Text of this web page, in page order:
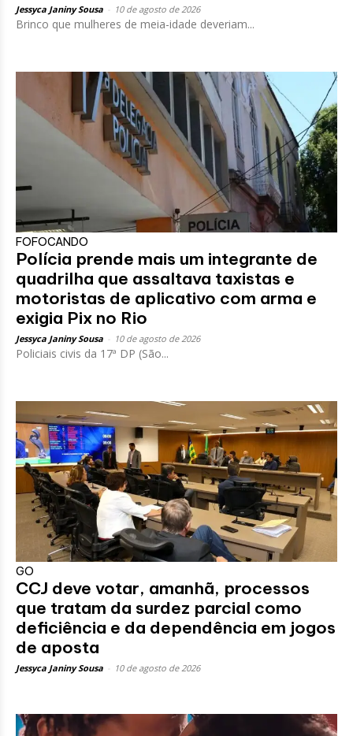
Jessyca Janiny Sousa 10 de agosto de 2026
Brinco que mulheres de meia-idade deveriam...
FOFOCANDO
Polícia prende mais um integrante de
quadrilha que assaltava taxistas e
motoristas de aplicativo com arma e
exigia Pix no Rio
Jessyca Janiny Sousa 10 de agosto de 2026
Policiais civis da 17ª DP (São...
GO
CCJ deve votar, amanhã, processos
que tratam da surdez parcial como
deficiência e da dependência em jogos
de aposta
Jessyca Janiny Sousa 10 de agosto de 2026